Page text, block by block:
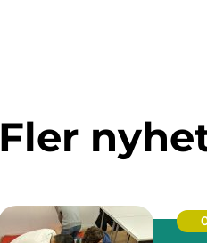
Fler